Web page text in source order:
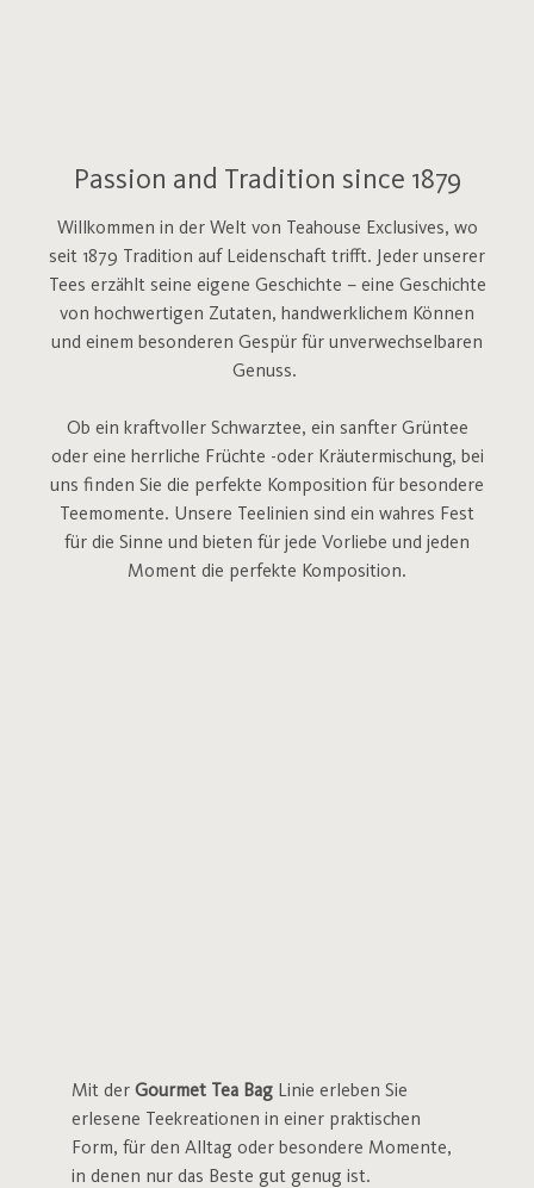
Passion and Tradition since 1879
Willkommen in der Welt von Teahouse Exclusives, wo
seit 1879 Tradition auf Leidenschaft trifft. Jeder unserer
Tees erzählt seine eigene Geschichte – eine Geschichte
von hochwertigen Zutaten, handwerklichem Können
und einem besonderen Gespür für unverwechselbaren
Genuss.
Ob ein kraftvoller Schwarztee, ein sanfter Grüntee
oder eine herrliche Früchte -oder Kräutermischung, bei
uns finden Sie die perfekte Komposition für besondere
Teemomente. Unsere Teelinien sind ein wahres Fest
für die Sinne und bieten für jede Vorliebe und jeden
Moment die perfekte Komposition.
Mit der Gourmet Tea Bag Linie erleben Sie
erlesene Teekreationen in einer praktischen
Form, für den Alltag oder besondere Momente,
in denen nur das Beste gut genug ist.